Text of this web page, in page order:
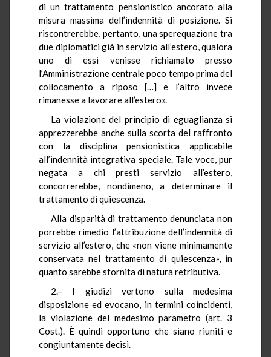
di un trattamento pensionistico ancorato alla
misura massima dell’indennità di posizione. Si
riscontrerebbe, pertanto, una sperequazione tra
due diplomatici già in servizio all’estero, qualora
uno di essi venisse richiamato presso
l’Amministrazione centrale poco tempo prima del
collocamento a riposo […] e l’altro invece
rimanesse a lavorare all’estero».
La violazione del principio di eguaglianza si
apprezzerebbe anche sulla scorta del raffronto
con la disciplina pensionistica applicabile
all’indennità integrativa speciale. Tale voce, pur
negata a chi presti servizio all’estero,
concorrerebbe, nondimeno, a determinare il
trattamento di quiescenza.
Alla disparità di trattamento denunciata non
porrebbe rimedio l’attribuzione dell’indennità di
servizio all’estero, che «non viene minimamente
conservata nel trattamento di quiescenza», in
quanto sarebbe sfornita di natura retributiva.
2.– I giudizi vertono sulla medesima
disposizione ed evocano, in termini coincidenti,
la violazione del medesimo parametro (art. 3
Cost.). È quindi opportuno che siano riuniti e
congiuntamente decisi.